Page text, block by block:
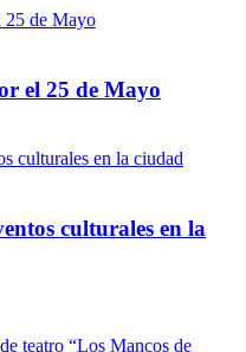
el 25 de Mayo
culturales en la